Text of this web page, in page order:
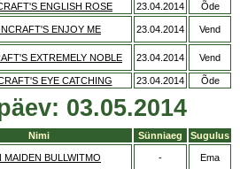
ENGLISH ROSE 23.04.2014
Õde
ENJOY ME 23.04.2014 Vend
EXTREMELY NOBLE 23.04.2014 Vend
EYE CATCHING 23.04.2014 Õde
03.05.2014
Nimi Sünniaeg
Sugulus
MAIDEN BULLWITMO - Ema